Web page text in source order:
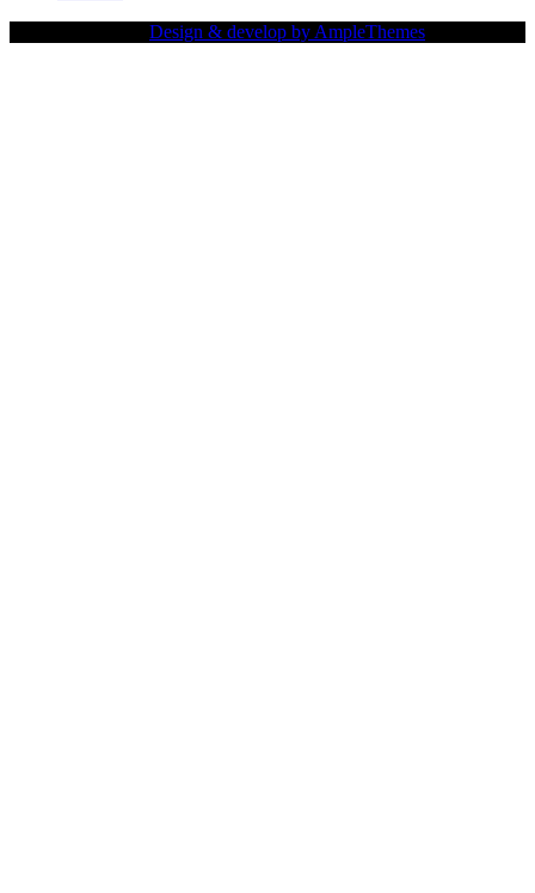
Design & develop by AmpleThemes